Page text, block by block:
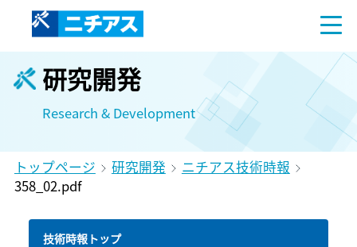
研究開発
Research & Development
トップページ 研究開発
ニチアス技術時報
358_02.pdf
技術時報トップ